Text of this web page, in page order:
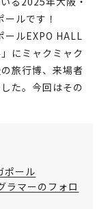
b
o
o
ルです！
ールEXPO HALL
にミャクミャク
旅行博、来場者
た。今回はその
ポール
ラマーのフォロ